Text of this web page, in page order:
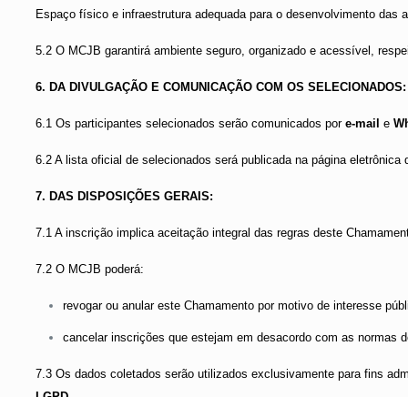
Espaço físico e infraestrutura adequada para o desenvolvimento das
5.2 O MCJB garantirá ambiente seguro, organizado e acessível,
6. DA DIVULGAÇÃO E COMUNICAÇÃO COM OS SELECIONADOS:
6.1 Os participantes selecionados serão comunicados pore-mail e
6.2 A lista oficial de selecionados será publicada na página eletrônica
7. DAS DISPOSIÇÕES GERAIS:
7.1 A inscrição implica aceitação integral das regras deste
7.2 O MCJB poderá:
revogar ou anular este Chamamento por motivo de interesse
cancelar inscrições que estejam em desacordo com as normas
7.3 Os dados coletados serão utilizados exclusivamente para fins